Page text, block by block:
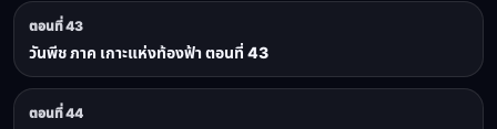
ตอนที่ 43
วันพีช ภาค เกาะแห่งท้องฟ้า ตอนที่ 43
ตอนที่ 44